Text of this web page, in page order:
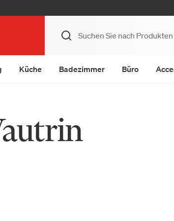
Küche Badezimmer Büro